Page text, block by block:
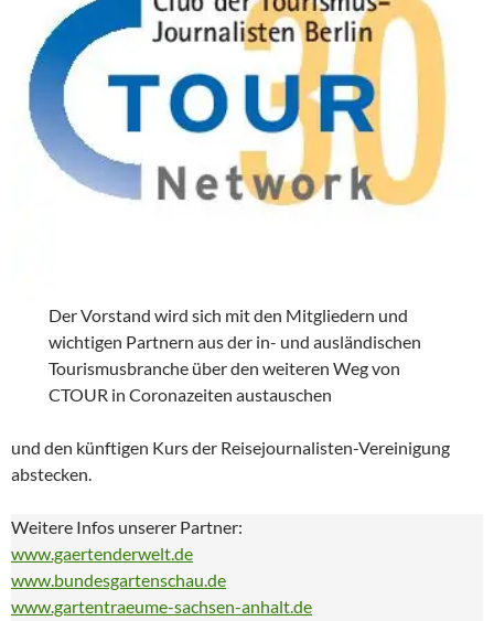
Der Vorstand wird sich mit den Mitgliedern und
wichtigen Partnern aus der in- und ausländischen
Tourismusbranche über den weiteren Weg von
CTOUR in Coronazeiten austauschen
und den künftigen Kurs der Reisejournalisten-Vereinigung
abstecken.
Weitere Infos unserer Partner:
www.gaertenderwelt.de
www.bundesgartenschau.de
www.gartentraeume-sachsen-anhalt.de